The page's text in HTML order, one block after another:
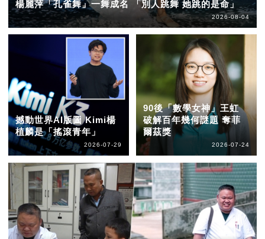
楊麗萍「孔雀舞」一舞成名 「別人跳舞 她跳的是命」
2026-08-04
撼動世界AI版圖 Kimi楊
植麟是「搖滾青年」
2026-07-29
90後「數學女神」王虹
破解百年幾何謎題 奪菲
爾茲獎
2026-07-24